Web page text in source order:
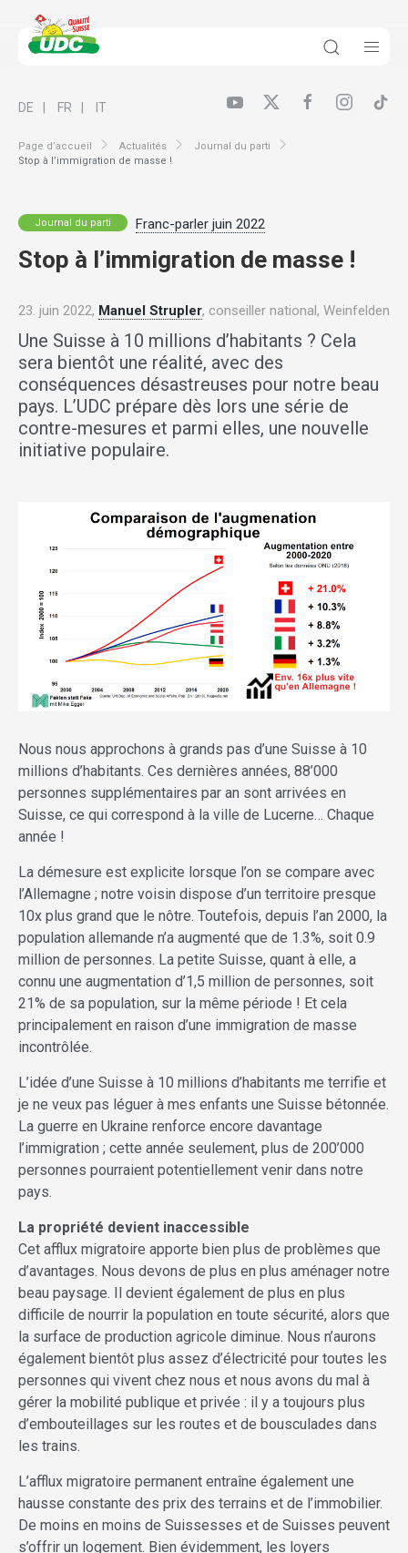
Page d’accueil Actualités
Journal du parti
Stop à l’immigration de masse !
DE FR IT
Journal du parti Franc-parler juin 2022
Stop à l’immigration de masse !
23. juin 2022, Manuel Strupler, conseiller national, Weinfelden
Une Suisse à 10 millions d’habitants ? Cela
sera bientôt une réalité, avec des
conséquences désastreuses pour notre beau
pays. L’UDC prépare dès lors une série de
contre-mesures et parmi elles, une nouvelle
initiative populaire.
Nous nous approchons à grands pas d’une Suisse à 10
millions d’habitants. Ces dernières années, 88’000
personnes supplémentaires par an sont arrivées en
Suisse, ce qui correspond à la ville de Lucerne… Chaque
année !
La démesure est explicite lorsque l’on se compare avec
l’Allemagne ; notre voisin dispose d’un territoire presque
10x plus grand que le nôtre. Toutefois, depuis l’an 2000, la
population allemande n’a augmenté que de 1.3%, soit 0.9
million de personnes. La petite Suisse, quant à elle, a
connu une augmentation d’1,5 million de personnes, soit
21% de sa population, sur la même période ! Et cela
principalement en raison d’une immigration de masse
incontrôlée.
L’idée d’une Suisse à 10 millions d’habitants me terrifie et
je ne veux pas léguer à mes enfants une Suisse bétonnée.
La guerre en Ukraine renforce encore davantage
l’immigration ; cette année seulement, plus de 200’000
personnes pourraient potentiellement venir dans notre
pays.
La propriété devient inaccessible
Cet afflux migratoire apporte bien plus de problèmes que
d’avantages. Nous devons de plus en plus aménager notre
beau paysage. Il devient également de plus en plus
difficile de nourrir la population en toute sécurité, alors que
la surface de production agricole diminue. Nous n’aurons
également bientôt plus assez d’électricité pour toutes les
personnes qui vivent chez nous et nous avons du mal à
gérer la mobilité publique et privée : il y a toujours plus
d’embouteillages sur les routes et de bousculades dans
les trains.
L’afflux migratoire permanent entraîne également une
hausse constante des prix des terrains et de l’immobilier.
De moins en moins de Suissesses et de Suisses peuvent
s’offrir un logement. Bien évidemment, les loyers